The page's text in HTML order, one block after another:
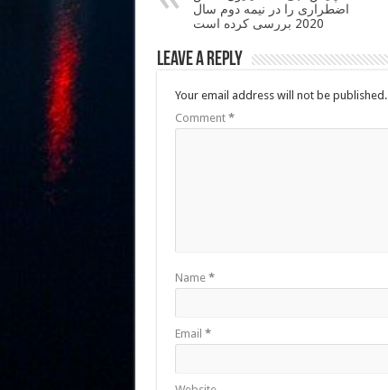
اضطراری را در نیمه دوم سال
2020 بررسی کرده است
Leave a Reply
Your email address will not be published.
Comment *
Name *
Email *